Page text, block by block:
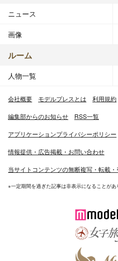
ニュース
画像
ルーム
人物一覧
会社概要 モデルプレスとは 利用規約
編集部からのお知らせ RSS一覧
アプリケーションプライバシーポリシー
情報提供・広告掲載・お問い合わせ
当サイトコンテンツの無断複写・転載
※一定期間を過ぎた記事は非表示になることがあ